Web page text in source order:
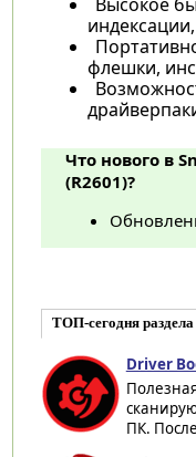
флешки,
Что нового в
(R2601)?
ТОП-сегодня
Driver
ПК.